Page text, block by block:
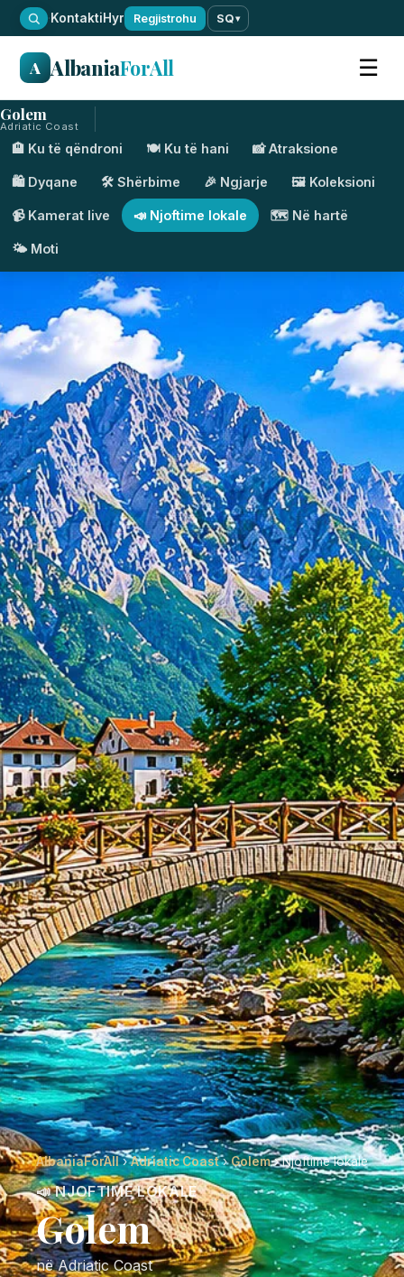
·KontaktiHyr Regjistrohu SQ▾
A AlbaniaForAll ☰
Golem
Adriatic Coast
🏨 Ku të qëndroni 🍽️ Ku të hani 📸 Atraksione
🛍️ Dyqane 🛠️ Shërbime 🎉 Ngjarje 🖼️ Koleksioni
📹 Kamerat live 📣 Njoftime lokale 🗺️ Në hartë
🌤️ Moti
AlbaniaForAll›Adriatic Coast›Golem› Njoftime lokale
📣 NJOFTIME LOKALE
Golem
në Adriatic Coast